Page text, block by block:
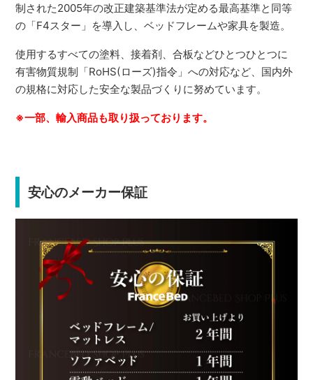
制された2005年の改正建築基準法が定める最高基準と同等
の「F4スター」を導入し、ベッドフレームや家具を製造。
使用するすべての塗料、接着剤、合板などひとつひとつに
有害物質規制「RoHS(ローズ)指令」への対応など、国内外
の規格に対応した安全な製品づくりに努めています。
※一部、輸入商品も取り扱っております。
安心のメーカー保証